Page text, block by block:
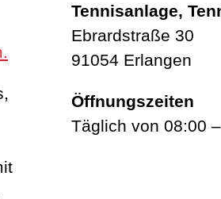
Tennisanlage,
Ebrardstraße 30
91054 Erlangen
Öffnungszeiten
Täglich von 08:00